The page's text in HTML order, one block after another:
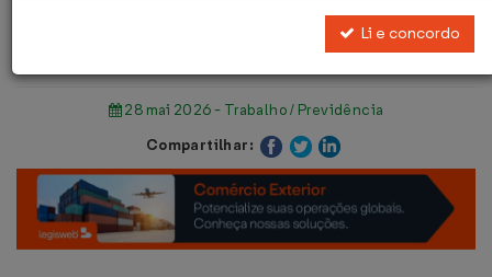
Câmara aprova, em primeiro turno,
PEC do fim da escala 6x1
28 mai 2026 - Trabalho / Previdência
Compartilhar:
Li e concordo